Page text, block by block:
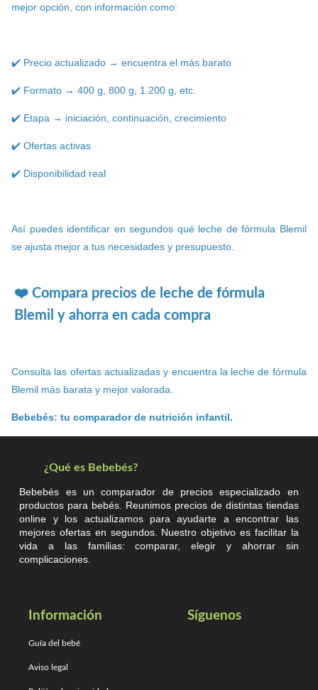
mejor opción, con información como:
✔️ Precio actualizado → encuentra el más barato
✔️ Formato → 400 g, 800 g, 1.200 g, etc.
✔️ Etapa → iniciación, continuación, crecimiento
✔️ Ofertas activas
✔️ Disponibilidad real
Así puedes identificar en segundos qué leche de fórmula Blemil
se ajusta mejor a tus necesidades y presupuesto.
❤️ Compara precios de leche de fórmula
Blemil y ahorra en cada compra
Consulta las ofertas actualizadas y encuentra la leche de fórmula
Blemil más barata y mejor valorada.
Bebebés: tu comparador de nutrición infantil.
¿Qué es Bebebés?
Bebebés es un comparador de precios especializado en
productos para bebés. Reunimos precios de distintas tiendas
online y los actualizamos para ayudarte a encontrar las
mejores ofertas en segundos. Nuestro objetivo es facilitar la
vida a las familias: comparar, elegir y ahorrar sin
complicaciones.
Información
Guía del bebé
Aviso legal
Síguenos